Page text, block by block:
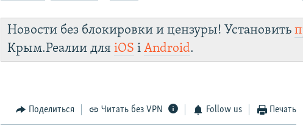
Новости без блокировки и цензуры! Установить
Крым.Реалии дляiOS іAndroid.
Поделиться Читать без VPN Follow us Печать